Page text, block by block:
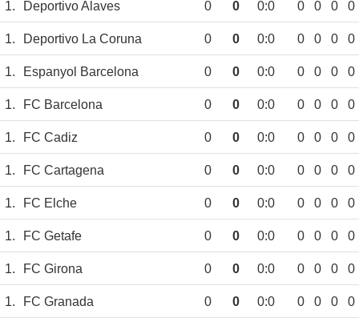
1. Deportivo Alaves 0 0 0:0 0 0 0 0
1. Deportivo La Coruna 0 0 0:0 0 0 0 0
1. Espanyol Barcelona 0 0 0:0 0 0 0 0
1. FC Barcelona 0 0 0:0 0 0 0 0
1. FC Cadiz 0 0 0:0 0 0 0 0
1. FC Cartagena 0 0 0:0 0 0 0 0
1. FC Elche 0 0 0:0 0 0 0 0
1. FC Getafe 0 0 0:0 0 0 0 0
1. FC Girona 0 0 0:0 0 0 0 0
1. FC Granada 0 0 0:0 0 0 0 0